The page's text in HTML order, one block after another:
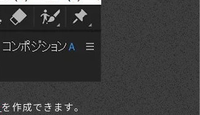
を作成できます。